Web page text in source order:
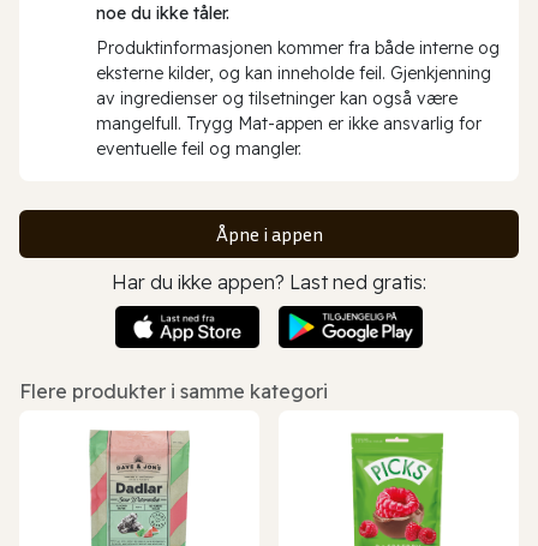
noe du ikke tåler.
Produktinformasjonen kommer fra både interne og
eksterne kilder, og kan inneholde feil. Gjenkjenning
av ingredienser og tilsetninger kan også være
mangelfull. Trygg Mat-appen er ikke ansvarlig for
eventuelle feil og mangler.
Åpne i appen
Har du ikke appen? Last ned gratis:
Flere produkter i samme kategori